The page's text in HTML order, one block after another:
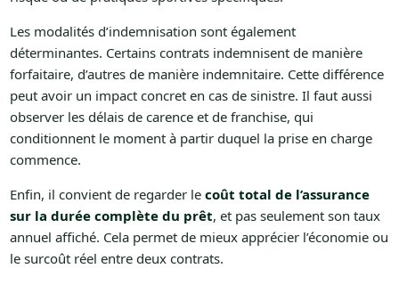
Les modalités d’indemnisation sont également
déterminantes. Certains contrats indemnisent de manière
forfaitaire, d’autres de manière indemnitaire. Cette différence
peut avoir un impact concret en cas de sinistre. Il faut aussi
observer les délais de carence et de franchise, qui
conditionnent le moment à partir duquel la prise en charge
commence.
Enfin, il convient de regarder le coût total de l’assurance
sur la durée complète du prêt, et pas seulement son taux
annuel affiché. Cela permet de mieux apprécier l’économie ou
le surcoût réel entre deux contrats.